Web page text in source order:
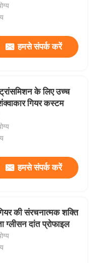
हमसे संपर्क करें
के लिए उच्च
गियर कस्टम
हमसे संपर्क करें
की संरचनात्मक शक्ति
ग्लीसन दांत प्रोफाइल